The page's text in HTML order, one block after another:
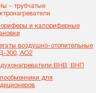
- трубчатые
и калориферные
воздушно-отопительные
300, АО2
ВНВ, ВНП
для